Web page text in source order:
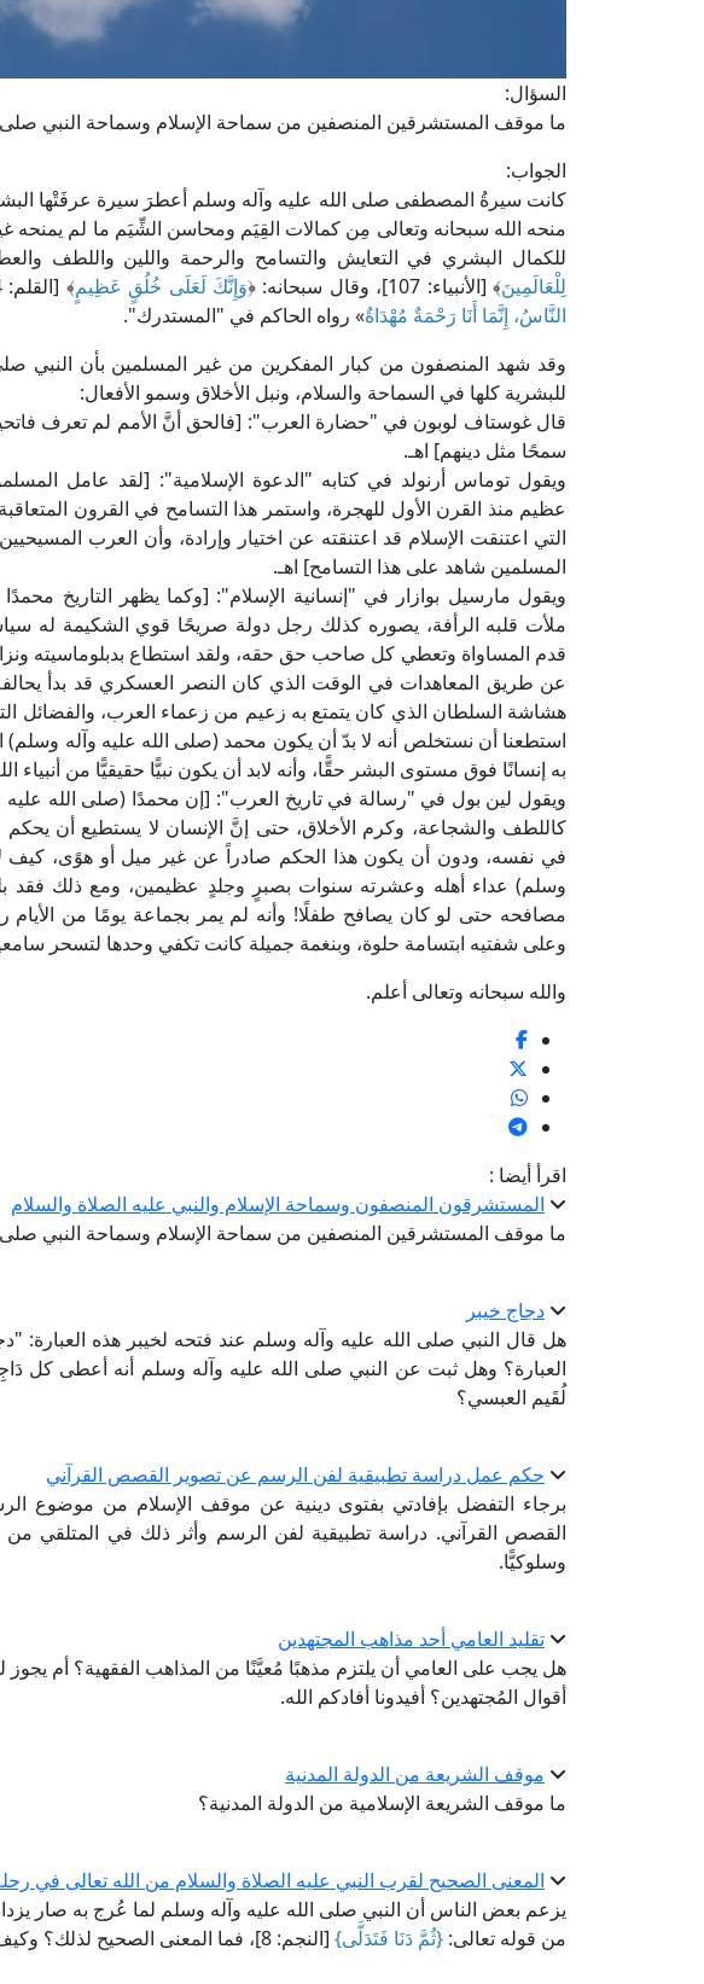
السؤال:
ما موقف المستشرقين المنصفين من سماحة الإسلام وسماحة النبي صلى
الجواب:
كانت سيرةُ المصطفى صلى الله عليه وآله وسلم أعطرَ سيرة عرفَتْها
منحه الله سبحانه وتعالى مِن كمالات القِيَم ومحاسن الشِّيَم ما لم يمنحه
للكمال البشري في التعايش والتسامح والرحمة واللين واللطف
لِلْعَالَمِينَ﴾ [الأنبياء: 107]، وقال سبحانه: ﴿ وَإِنَّكَ لَعَلَى خُلُقٍ عَظِيمٍ﴾ [القلم: 4]، وقال صلى الله عليه وآله وسلم: «
النَّاسُ، إِنَّمَا أَنَا رَحْمَةٌ مُهْدَاةٌ» رواه الحاكم في "المستدرك".
وقد شهد المنصفون من كبار المفكرين من غير المسلمين بأن النبي
للبشرية كلها في السماحة والسلام، ونبل الأخلاق وسمو الأفعال:
قال غوستاف لوبون في "حضارة العرب": [فالحق أنَّ الأمم لم تعرف
سمحًا مثل دينهم] اهـ.
ويقول توماس أرنولد في كتابه "الدعوة الإسلامية": [لقد عامل
عظيم منذ القرن الأول للهجرة، واستمر هذا التسامح في القرون
التي اعتنقت الإسلام قد اعتنقته عن اختيار وإرادة، وأن العرب
المسلمين شاهد على هذا التسامح] اهـ.
ويقول مارسيل بوازار في "إنسانية الإسلام": [وكما يظهر التاريخ
ملأت قلبه الرأفة، يصوره كذلك رجل دولة صريحًا قوي الشكيمة له
قدم المساواة وتعطي كل صاحب حق حقه، ولقد استطاع بدبلوماسيته
عن طريق المعاهدات في الوقت الذي كان النصر العسكري قد بدأ
هشاشة السلطان الذي كان يتمتع به زعيم من زعماء العرب، والفضائل التي
استطعنا أن نستخلص أنه لا بدّ أن يكون محمد (صلى الله عليه وآله
به إنسانًا فوق مستوى البشر حقًّا، وأنه لابد أن يكون نبيًّا حقيقيًّا من أنبياء
ويقول لين بول في "رسالة في تاريخ العرب": [إن محمدًا (صلى الله
كاللطف والشجاعة، وكرم الأخلاق، حتى إنَّ الإنسان لا يستطيع أن يحكم
في نفسه، ودون أن يكون هذا الحكم صادراً عن غير ميل أو هوًى، كيف
وسلم) عداء أهله وعشرته سنوات بصبرٍ وجلدٍ عظيمين، ومع ذلك فقد
مصافحه حتى لو كان يصافح طفلًا! وأنه لم يمر بجماعة يومًا من الأيام
وعلى شفتيه ابتسامة حلوة، وبنغمة جميلة كانت تكفي وحدها لتسحر
والله سبحانه وتعالى أعلم.
اقرأ أيضا :
المستشرقون المنصفون وسماحة الإسلام والنبي عليه الصلاة والسلام
ما موقف المستشرقين المنصفين من سماحة الإسلام وسماحة النبي صلى
دجاج خيبر
هل قال النبي صلى الله عليه وآله وسلم عند فتحه لخيبر هذه العبارة:
العبارة؟ وهل ثبت عن النبي صلى الله عليه وآله وسلم أنه أعطى كل
لُقَيم العبسي؟
حكم عمل دراسة تطبيقية لفن الرسم عن تصوير القصص القرآني
برجاء التفضل بإفادتي بفتوى دينية عن موقف الإسلام من موضوع
القصص القرآني. دراسة تطبيقية لفن الرسم وأثر ذلك في المتلقي
وسلوكيًّا.
تقليد العامي أحد مذاهب المجتهدين
هل يجب على العامي أن يلتزم مذهبًا مُعيَّنًا من المذاهب الفقهية؟ أم يجوز
أقوال المُجتهدين؟ أفيدونا أفادكم الله.
موقف الشريعة من الدولة المدنية
ما موقف الشريعة الإسلامية من الدولة المدنية؟
المعنى الصحيح لقرب النبي عليه الصلاة والسلام من الله تعالى في
يزعم بعض الناس أن النبي صلى الله عليه وآله وسلم لما عُرج به صار
من قوله تعالى: {ثُمَّ دَنَا فَتَدَلَّى} [النجم: 8]، فما المعنى الصحيح لذلك؟ وكيف نرد عليهم؟